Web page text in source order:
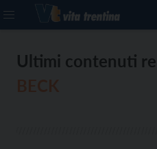
Ultimi contenuti